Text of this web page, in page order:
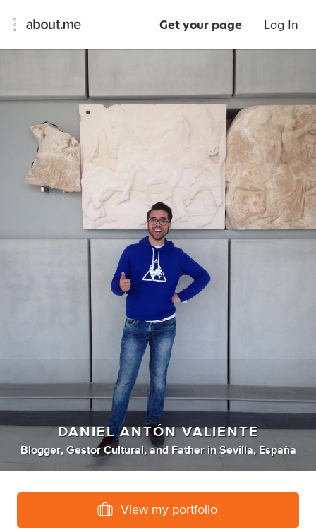
Get your page Log In
DANIEL ANTÓN VALIENTE
Blogger, Gestor Cultural, and Father inSevilla, España
View my portfolio